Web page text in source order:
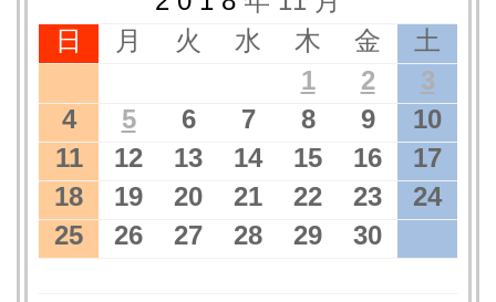
日
月 火 水 木 金
土
1
2
3
4
5 6 7 8 9
10
11
12 13 14 15 16
17
18
19 20 21 22 23
24
25
26 27 28 29 30